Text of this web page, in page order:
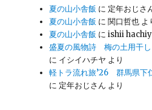
夏の山小舎飯 に 定年おじさ
夏の山小舎飯 に関口哲也 よ
夏の山小舎飯 にishii
盛夏の風物詩 梅の土用干し
に イシイハチヤ より
軽トラ流れ旅’26 群馬県下
に 定年おじさん より